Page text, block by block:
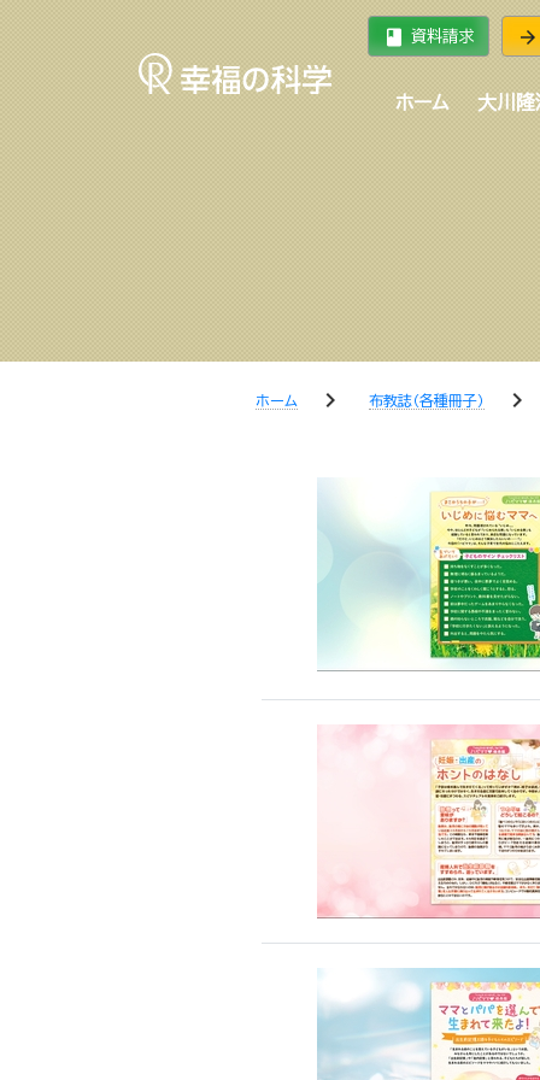
book 資料請求 arrow_forward
ホーム 大川隆
ホーム chevron_right 布教誌（各種冊子） chevron_right